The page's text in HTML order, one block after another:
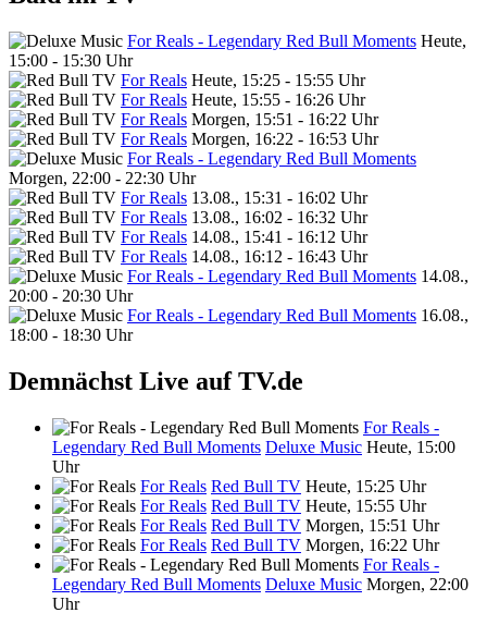
For Reals - Legendary Red Bull Moments Heute,
15:00 - 15:30 Uhr
For Reals Heute, 15:25 - 15:55 Uhr
For Reals Heute, 15:55 - 16:26 Uhr
For Reals Morgen, 15:51 - 16:22 Uhr
For Reals Morgen, 16:22 - 16:53 Uhr
For Reals - Legendary Red Bull Moments
Morgen, 22:00 - 22:30 Uhr
For Reals 13.08., 15:31 - 16:02 Uhr
For Reals 13.08., 16:02 - 16:32 Uhr
For Reals 14.08., 15:41 - 16:12 Uhr
For Reals 14.08., 16:12 - 16:43 Uhr
For Reals - Legendary Red Bull Moments 14.08.,
20:00 - 20:30 Uhr
For Reals - Legendary Red Bull Moments 16.08.,
18:00 - 18:30 Uhr
Demnächst Live auf TV.de
For Reals -
Legendary Red Bull Moments Deluxe Music Heute, 15:00
Uhr
For Reals Red Bull TV Heute, 15:25 Uhr
For Reals Red Bull TV Heute, 15:55 Uhr
For Reals Red Bull TV Morgen, 15:51 Uhr
For Reals Red Bull TV Morgen, 16:22 Uhr
For Reals -
Legendary Red Bull Moments Deluxe Music Morgen, 22:00
Uhr